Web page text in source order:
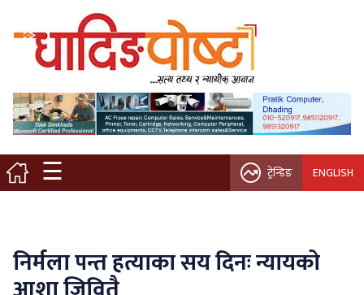
☰
मुख्य पृष्ठ
स्थानीय समाचार
विचार / ब्लग
नगर/गाउँ पालिका
कृषि/सहकारी
ट्रेन्डिङ ENGLISH
निर्मला पन्त हत्याका सय दिनः न्यायको